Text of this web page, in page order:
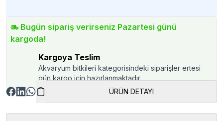
Bugün sipariş verirseniz Pazartesi günü
kargoda!
Kargoya Teslim
Akvaryum bitkileri kategorisindeki siparişler ertesi
gün kargo için hazırlanmaktadır.
ÜRÜN DETAYI